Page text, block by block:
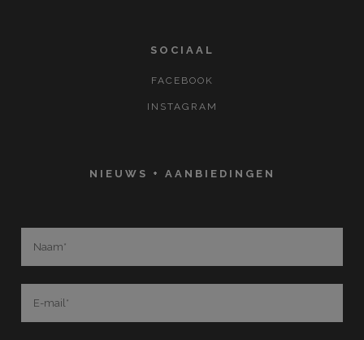
SOCIAAL
FACEBOOK
INSTAGRAM
NIEUWS + AANBIEDINGEN